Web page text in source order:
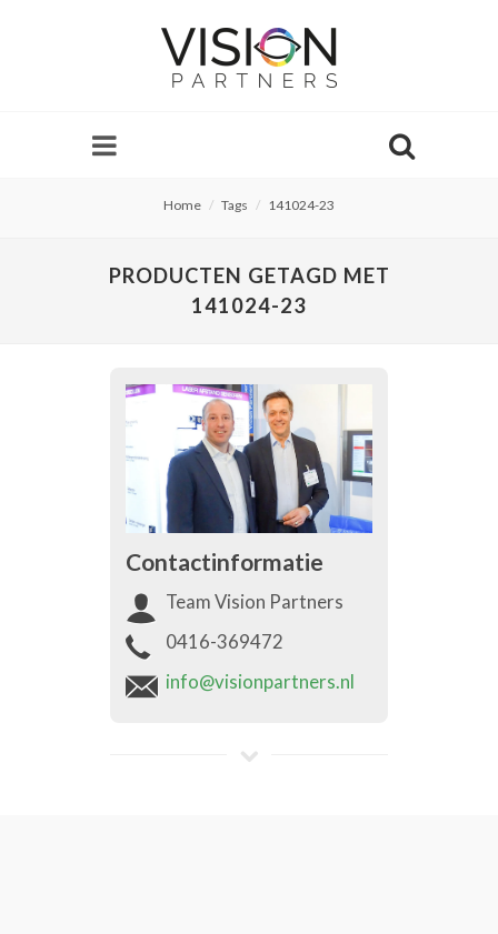
Home Tags 141024-23
PRODUCTEN GETAGD MET
141024-23
Contactinformatie
Team Vision Partners
0416-369472
info@visionpartners.nl